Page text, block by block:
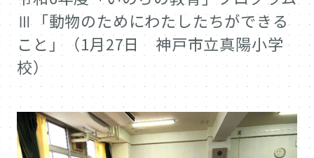
Ⅲ「動物のためにわたしたちができる
こと」（1月27日 神戸市立真陽小学
校）